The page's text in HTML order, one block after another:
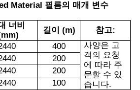
Material 필름의 매개 변수
너비
길이 (m)
참고:
400
사양은 고
객의 요청
에 따라 주
문할 수 있
습니다.
200
200
100